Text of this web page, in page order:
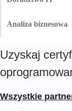
Innowise i IT udzielają
Analiza biznesowa
podejmowaniu
Zobacz więcej
Uzyskaj
Wszystkie